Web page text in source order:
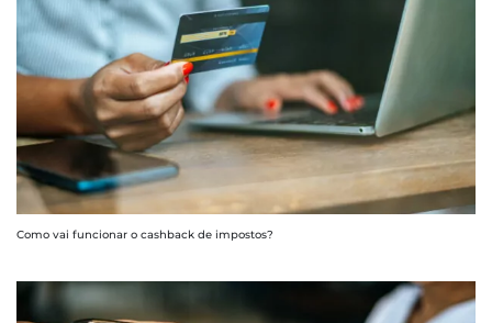
Como vai funcionar o cashback de impostos?